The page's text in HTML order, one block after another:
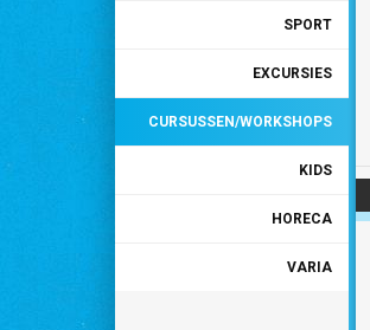
SPORT
EXCURSIES
CURSUSSEN/WORKSHOPS
KIDS
HORECA
VARIA